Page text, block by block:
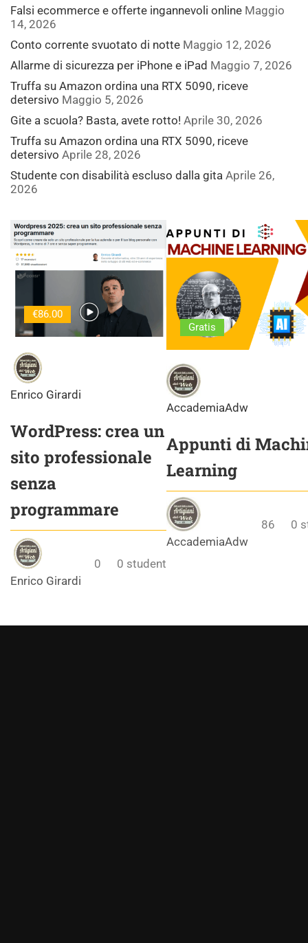
Falsi ecommerce e offerte ingannevoli online Maggio
14, 2026
Conto corrente svuotato di notte Maggio 12, 2026
Allarme di sicurezza per iPhone e iPad Maggio 7, 2026
Truffa su Amazon ordina una RTX 5090, riceve
detersivo Maggio 5, 2026
Gite a scuola? Basta, avete rotto! Aprile 30, 2026
Truffa su Amazon ordina una RTX 5090, riceve
detersivo Aprile 28, 2026
Studente con disabilità escluso dalla gita Aprile 26,
2026
€86.00
Enrico Girardi
WordPress: crea un
sito professionale
senza
programmare
Enrico Girardi
0 0 student
Gratis
AccademiaAdw
Appunti di
Learning
AccademiaAdw
86 0